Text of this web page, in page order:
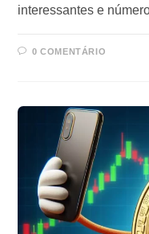
interessantes e
0 COMENTÁRIO